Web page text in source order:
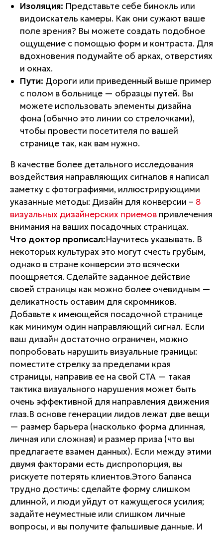
Изоляция: Представьте себе бинокль или
видоискатель камеры. Как они сужают ваше
поле зрения? Вы можете создать подобное
ощущение с помощью форм и контраста. Для
вдохновения подумайте об арках, отверстиях
и окнах.
Пути: Дороги или приведенный выше пример
с полом в больнице — образцы путей. Вы
можете использовать элементы дизайна
фона (обычно это линии со стрелочками),
чтобы провести посетителя по вашей
странице так, как вам нужно.
В качестве более детального исследования
воздействия направляющих сигналов я написал
заметку с фотографиями, иллюстрирующими
указанные методы: Дизайн для конверсии – 8
визуальных дизайнерских приемов привлечения
внимания на ваших посадочных страницах.
Что доктор прописал:Научитесь указывать. В
некоторых культурах это могут счесть грубым,
однако в стране конверсии это всячески
поощряется. Сделайте заданное действие
своей страницы как можно более очевидным —
деликатность оставим для скромников.
Добавьте к имеющейся посадочной странице
как минимум один направляющий сигнал. Если
ваш дизайн достаточно ограничен, можно
попробовать нарушить визуальные границы:
поместите стрелку за пределами края
страницы, направив ее на свой СТА — такая
тактика визуального нарушения может быть
очень эффективной для направления движения
глаз.В основе генерации лидов лежат две вещи
— размер барьера (насколько форма длинная,
личная или сложная) и размер приза (что вы
предлагаете взамен данных). Если между этими
двумя факторами есть диспропорция, вы
рискуете потерять клиентов.Этого баланса
трудно достичь: сделайте форму слишком
длинной, и люди уйдут от кажущегося усилия;
задайте неуместные или слишком личные
вопросы, и вы получите фальшивые данные. И